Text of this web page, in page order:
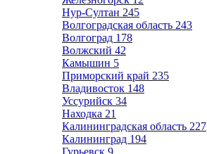
Нур-Султан 245
Волгоградская область 243
Волгоград 178
Волжский 42
Камышин 5
Приморский край 235
Владивосток 148
Уссурийск 34
Находка 21
Калининградская область 227
Калининград 194
Гурьевск 9